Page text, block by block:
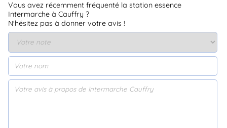
Vous avez récemment fréquenté la station essence
Intermarche à Cauffry ?
N'hésitez pas à donner votre avis !